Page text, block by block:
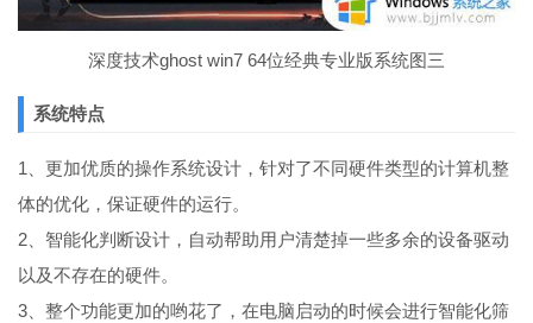
深度技术ghost win7 64位经典专业版系统图三
系统特点
1、更加优质的操作系统设计，针对了不同硬件类型的计算机整
体的优化，保证硬件的运行。
2、智能化判断设计，自动帮助用户清楚掉一些多余的设备驱动
以及不存在的硬件。
3、整个功能更加的哟花了，在电脑启动的时候会进行智能化筛